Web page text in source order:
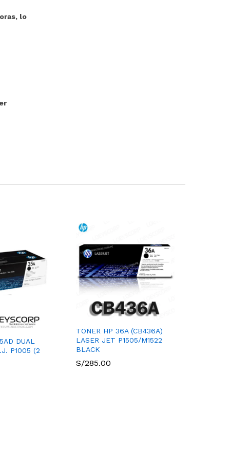
lo
DUAL
P1005 (2
TONER HP 36A (CB436A)
LASER JET P1505/M1522
BLACK
S/285.00